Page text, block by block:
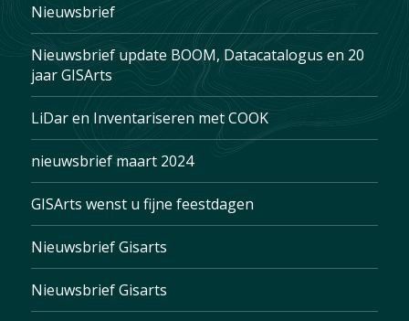
Nieuwsbrief
Nieuwsbrief update BOOM, Datacatalogus en 20
jaar GISArts
LiDar en Inventariseren met COOK
nieuwsbrief maart 2024
GISArts wenst u fijne feestdagen
Nieuwsbrief Gisarts
Nieuwsbrief Gisarts